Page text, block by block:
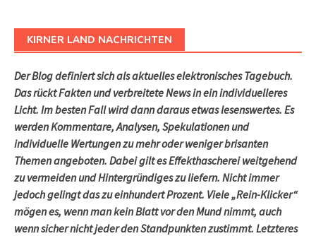
KIRNER LAND NACHRICHTEN
Der Blog definiert sich als aktuelles elektronisches Tagebuch.
Das rückt Fakten und verbreitete News in ein individuelleres
Licht. Im besten Fall wird dann daraus etwas lesenswertes. Es
werden Kommentare, Analysen, Spekulationen und
individuelle Wertungen zu mehr oder weniger brisanten
Themen angeboten. Dabei gilt es Effekthascherei weitgehend
zu vermeiden und Hintergründiges zu liefern. Nicht immer
jedoch gelingt das zu einhundert Prozent. Viele „Rein-Klicker“
mögen es, wenn man kein Blatt vor den Mund nimmt, auch
wenn sicher nicht jeder den Standpunkten zustimmt. Letzteres